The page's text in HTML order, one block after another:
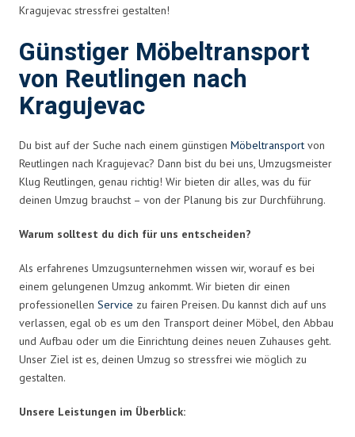
Kragujevac stressfrei gestalten!
Günstiger Möbeltransport
von Reutlingen nach
Kragujevac
Du bist auf der Suche nach einem günstigen Möbeltransport von
Reutlingen nach Kragujevac? Dann bist du bei uns, Umzugsmeister
Klug Reutlingen, genau richtig! Wir bieten dir alles, was du für
deinen Umzug brauchst – von der Planung bis zur Durchführung.
Warum solltest du dich für uns entscheiden?
Als erfahrenes Umzugsunternehmen wissen wir, worauf es bei
einem gelungenen Umzug ankommt. Wir bieten dir einen
professionellen Service zu fairen Preisen. Du kannst dich auf uns
verlassen, egal ob es um den Transport deiner Möbel, den Abbau
und Aufbau oder um die Einrichtung deines neuen Zuhauses geht.
Unser Ziel ist es, deinen Umzug so stressfrei wie möglich zu
gestalten.
Unsere Leistungen im Überblick: